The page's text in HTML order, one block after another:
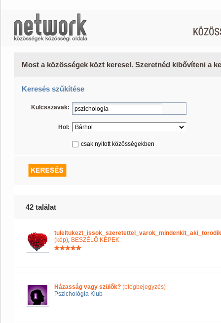
Most a közösségek közt keresel. Szeretnéd kibővíteni a
Keresés szűkítése
Kulcsszavak:
Hol:
csak nyitott közösségekben
42 találat
(kép), BESZÉLŐ KÉPEK
Házasság vagy szülők? (blogbejegyzés)
Pszichológia Klub